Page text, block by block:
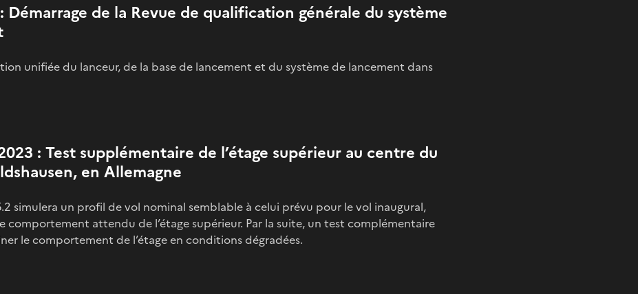
Démarrage de la Revue de qualification générale du système
unifiée du lanceur, de la base de lancement et du système de lancement dans
: Test supplémentaire de l’étage supérieur au centre du
en Allemagne
simulera un profil de vol nominal semblable à celui prévu pour le vol inaugural,
comportement attendu de l’étage supérieur. Par la suite, un test complémentaire
le comportement de l’étage en conditions dégradées.